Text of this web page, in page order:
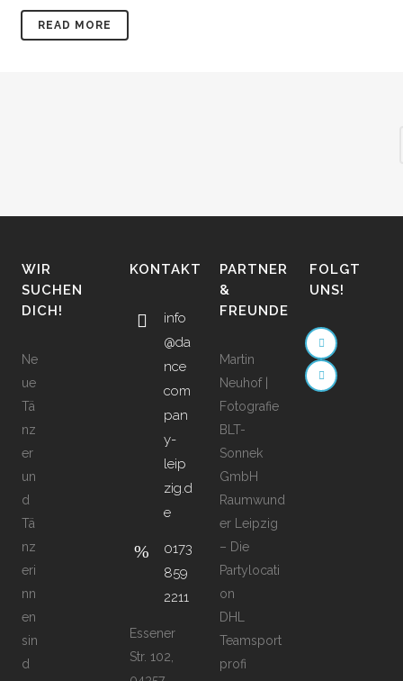
READ MORE
WIR
SUCHEN
DICH!
Ne
ue
Tä
nz
er
un
d
Tä
nz
eri
nn
en
sin
d
KONTAKT
info
@da
nce
com
pan
y-
leip
zig.d
e
0173
859
2211
Essener
Str. 102,
PARTNER
&
FREUNDE
Martin
Neuhof |
Fotografie
BLT-
Sonnek
GmbH
Raumwund
er Leipzig
– Die
Partylocati
on
DHL
Teamsport
profi
FOLGT
UNS!